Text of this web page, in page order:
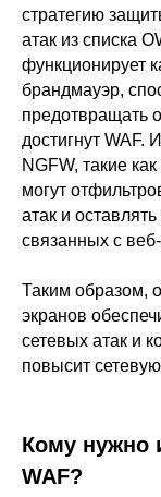
стратегию
атак из списка
функционирует
брандмауэр,
предотвращать
достигнут
NGFW, такие
могут
атак и
связанных с
Таким образом,
экранов
сетевых атак и
повысит
Кому нужно
WAF?
Сравнение версий
Прошлые ревизии ПАК
DNS Security в NGFW
Релизы Ideco
620 066, Россия, г.
ул. Кулибина, 2
ИНН 6670208848
ООО «Айдеко»
Продукт развивается
Содействия Инновациям